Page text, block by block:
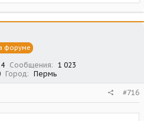
форуме
Сообщения
1 023
Город Пермь
#716